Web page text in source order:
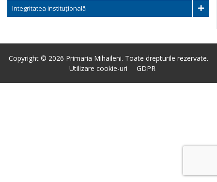
Integritatea instituțională
Copyright © 2026 Primaria Mihaileni. Toate drepturile rezervate.
Utilizare cookie-uri
GDPR